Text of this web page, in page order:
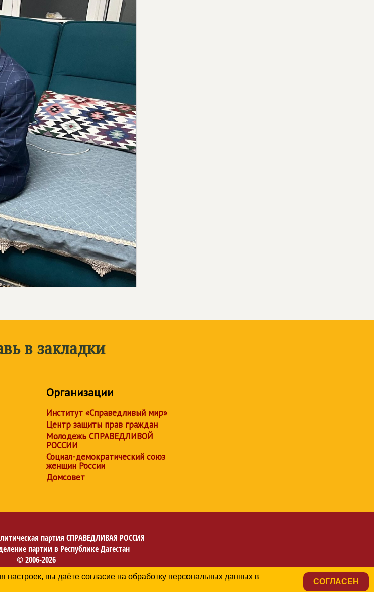
в закладки
Организации
Институт «Справедливый мир»
Центр защиты прав граждан
Молодежь СПРАВЕДЛИВОЙ
РОССИИ
Социал-демократический союз
женщин России
Домсовет
партия СПРАВЕДЛИВАЯ РОССИЯ
партии в Республике Дагестан
© 2006-2026
обработки персональных данных
вы даёте согласие на обработку персональных данных в
СОГЛАСЕН